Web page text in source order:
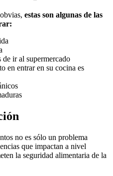
estas son algunas de las
de ir al supermercado
en entrar en su cocina es
no es sólo un problema
que impactan a nivel
la seguridad alimentaria de la